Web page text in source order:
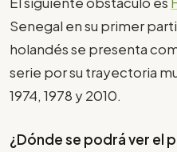
Senegal en su primer
holandés se presenta
serie por su trayectoria
1974, 1978 y 2010.
¿Dónde se podrá ver el